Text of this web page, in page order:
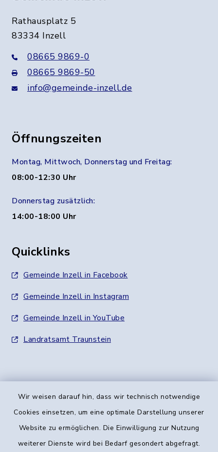
Wir weisen darauf hin, dass wir technisch notwendige
Cookies einsetzen, um eine optimale Darstellung unserer
Website zu ermöglichen. Die Einwilligung zur Nutzung
weiterer Dienste wird bei Bedarf gesondert abgefragt.
Rathausplatz 5
83334 Inzell
08665 9869-0
08665 9869-50
info@gemeinde-inzell.de
Öffnungszeiten
Montag, Mittwoch, Donnerstag und Freitag:
08:00-12:30 Uhr
Donnerstag zusätzlich:
14:00-18:00 Uhr
Quicklinks
Gemeinde Inzell in Facebook
Gemeinde Inzell in Instagram
Gemeinde Inzell in YouTube
Landratsamt Traunstein
Kontakt